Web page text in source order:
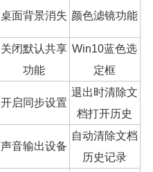
桌面背景消失 颜色滤镜功能
关闭默认共享
功能
Win10蓝色选
定框
开启同步设置
退出时清除文
档打开历史
声音输出设备
自动清除文档
历史记录